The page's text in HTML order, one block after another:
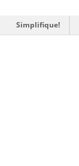
Simplifique!